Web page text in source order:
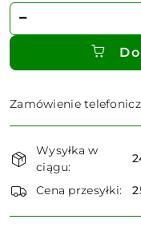
Ilość
Zamówienie
i
dostawa
Wysyłka w
ciągu:
Cena przesyłki: